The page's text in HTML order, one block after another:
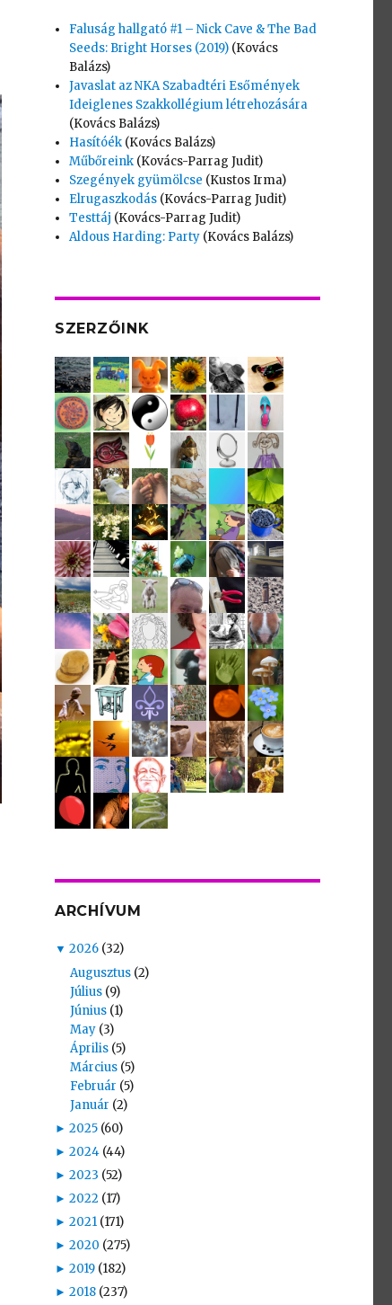
Faluság hallgató #1 – Nick Cave & The Bad
Seeds: Bright Horses (2019) (Kovács
Balázs)
Javaslat az NKA Szabadtéri Esőmények
Ideiglenes Szakkollégium létrehozására
(Kovács Balázs)
Hasítóék (Kovács Balázs)
Műbőreink (Kovács-Parrag Judit)
Szegények gyümölcse (Kustos Irma)
Elrugaszkodás (Kovács-Parrag Judit)
Testtáj (Kovács-Parrag Judit)
Aldous Harding: Party (Kovács Balázs)
SZERZŐINK
ARCHÍVUM
▼ 2026 (32)
Augusztus (2)
Július (9)
Június (1)
May (3)
Április (5)
Március (5)
Február (5)
Január (2)
► 2025 (60)
► 2024 (44)
► 2023 (52)
► 2022 (17)
► 2021 (171)
► 2020 (275)
► 2019 (182)
► 2018 (237)